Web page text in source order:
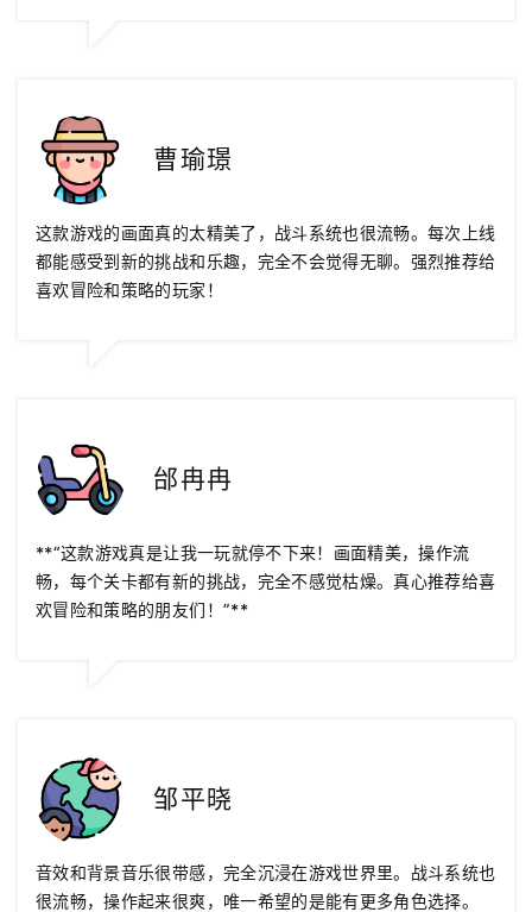
曹瑜璟
这款游戏的画面真的太精美了，战斗系统也很流畅。每次上线
都能感受到新的挑战和乐趣，完全不会觉得无聊。强烈推荐给
喜欢冒险和策略的玩家！
邰冉冉
**“这款游戏真是让我一玩就停不下来！画面精美，操作流
畅，每个关卡都有新的挑战，完全不感觉枯燥。真心推荐给喜
欢冒险和策略的朋友们！”**
邹平晓
音效和背景音乐很带感，完全沉浸在游戏世界里。战斗系统也
很流畅，操作起来很爽，唯一希望的是能有更多角色选择。